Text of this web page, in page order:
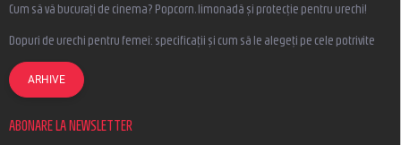
Cum să vă bucurați de cinema? Popcorn, limonadă și protecție pentru urechi!
Dopuri de urechi pentru femei: specificații și cum să le alegeți pe cele potrivite
ARHIVE
ABONARE LA NEWSLETTER